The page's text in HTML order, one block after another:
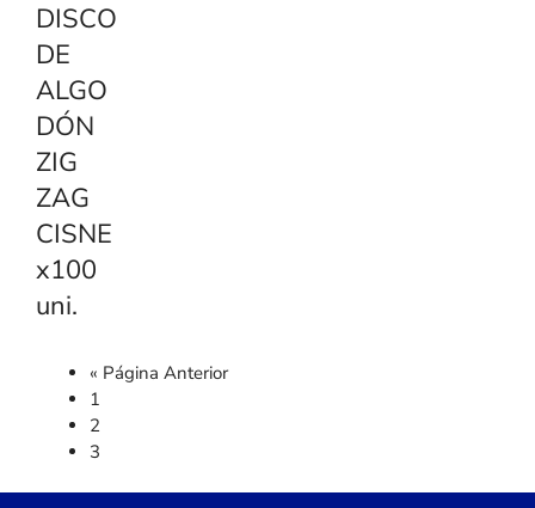
DISCO
DE
ALGO
DÓN
ZIG
ZAG
CISNE
x100
uni.
« Página Anterior
1
2
3